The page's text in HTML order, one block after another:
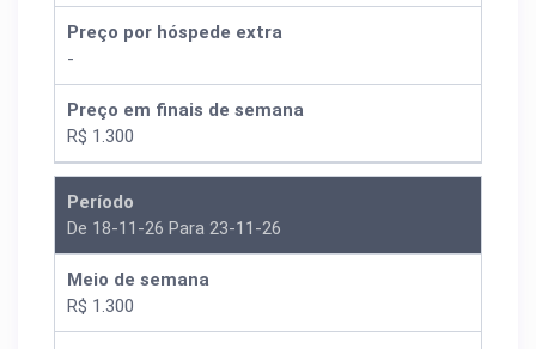
Preço por hóspede extra
-
Preço em finais de semana
R$ 1.300
Período
De 18-11-26 Para 23-11-26
Meio de semana
R$ 1.300